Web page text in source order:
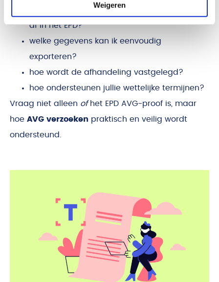
Weigeren
hoe handel ik inzage- en verwijderverzoeken
af in het EPD?
welke gegevens kan ik eenvoudig
exporteren?
hoe wordt de afhandeling vastgelegd?
hoe ondersteunen jullie wettelijke termijnen?
Vraag niet alleen ofhet EPD AVG-proof is, maar
hoe AVG verzoeken praktisch en veilig wordt
ondersteund.